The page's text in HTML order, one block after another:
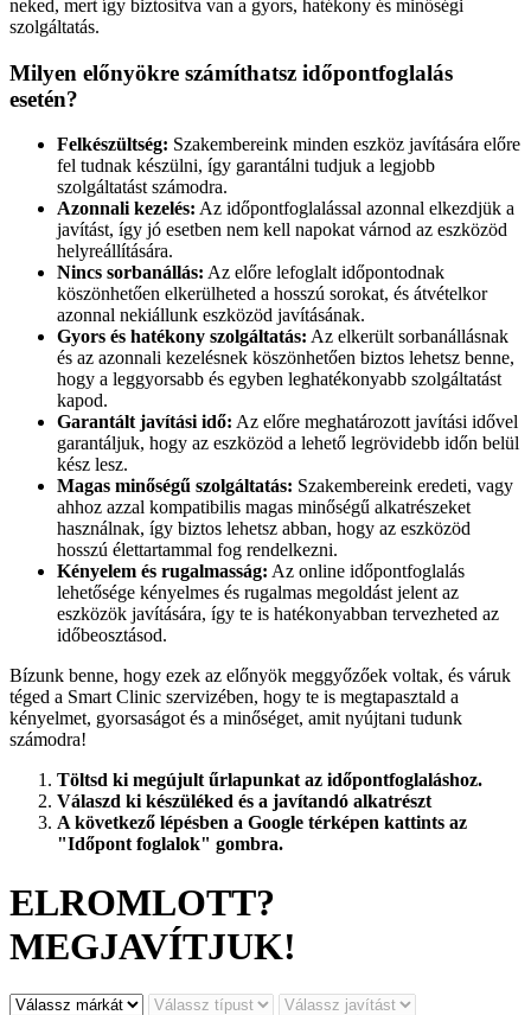
neked, mert így biztosítva van a gyors, hatékony és minőségi
szolgáltatás.
Milyen előnyökre számíthatsz időpontfoglalás
esetén?
Felkészültség: Szakembereink minden eszköz javítására előre
fel tudnak készülni, így garantálni tudjuk a legjobb
szolgáltatást számodra.
Azonnali kezelés: Az időpontfoglalással azonnal elkezdjük a
javítást, így jó esetben nem kell napokat várnod az eszközöd
helyreállítására.
Nincs sorbanállás: Az előre lefoglalt időpontodnak
köszönhetően elkerülheted a hosszú sorokat, és átvételkor
azonnal nekiállunk eszközöd javításának.
Gyors és hatékony szolgáltatás: Az elkerült sorbanállásnak
és az azonnali kezelésnek köszönhetően biztos lehetsz benne,
hogy a leggyorsabb és egyben leghatékonyabb szolgáltatást
kapod.
Garantált javítási idő: Az előre meghatározott javítási idővel
garantáljuk, hogy az eszközöd a lehető legrövidebb időn belül
kész lesz.
Magas minőségű szolgáltatás: Szakembereink eredeti, vagy
ahhoz azzal kompatibilis magas minőségű alkatrészeket
használnak, így biztos lehetsz abban, hogy az eszközöd
hosszú élettartammal fog rendelkezni.
Kényelem és rugalmasság: Az online időpontfoglalás
lehetősége kényelmes és rugalmas megoldást jelent az
eszközök javítására, így te is hatékonyabban tervezheted az
időbeosztásod.
Bízunk benne, hogy ezek az előnyök meggyőzőek voltak, és váruk
téged a Smart Clinic szervizében, hogy te is megtapasztald a
kényelmet, gyorsaságot és a minőséget, amit nyújtani tudunk
számodra!
Töltsd ki megújult űrlapunkat az időpontfoglaláshoz.
Válaszd ki készüléked és a javítandó alkatrészt
A következő lépésben a Google térképen kattints az
"Időpont foglalok" gombra.
ELROMLOTT?
MEGJAVÍTJUK!